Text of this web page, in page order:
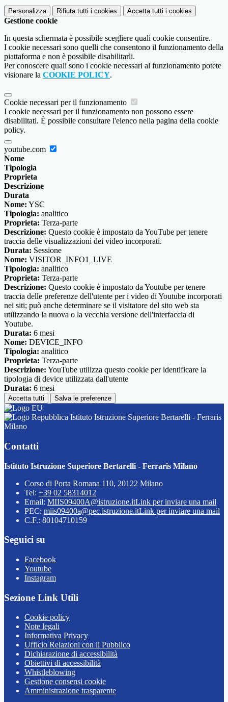
Personalizza Rifiuta tutti i cookies Accetta tutti i cookies
Gestione cookie
In questa schermata è possibile scegliere quali cookie consentire.
I cookie necessari sono quelli che consentono il funzionamento della
piattaforma e non è possibile disabilitarli.
Per conoscere quali sono i cookie necessari al funzionamento potete
visionare la COOKIE POLICY.
Cookie necessari per il funzionamento
I cookie necessari per il funzionamento non possono essere
disabilitati. È possibile consultare l'elenco nella pagina della cookie
policy.
youtube.com
Nome
Tipologia
Proprieta
Descrizione
Durata
Nome: YSC
Tipologia: analitico
Proprieta: Terza-parte
Descrizione: Questo cookie è impostato da YouTube per tenere
traccia delle visualizzazioni dei video incorporati.
Durata: Sessione
Nome: VISITOR_INFO1_LIVE
Tipologia: analitico
Proprieta: Terza-parte
Descrizione: Questo cookie è impostato da Youtube per tenere
traccia delle preferenze dell'utente per i video di Youtube incorporati
nei siti; può anche determinare se il visitatore del sito web sta
utilizzando la nuova o la vecchia versione dell'interfaccia di
Youtube.
Durata: 6 mesi
Nome: DEVICE_INFO
Tipologia: analitico
Proprieta: Terza-parte
Descrizione: YouTube utilizza questo cookie per identificare la
tipologia di device utilizzata dall'utente
Durata: 6 mesi
Accetta tutti Salva le preferenze
Istituto Istruzione Superiore Bertarelli - Ferraris
Milano
Contatti
Istituto Istruzione Superiore Bertarelli - Ferraris Milano
Corso di Porta Romana 110, 20122 Milano
Tel: +39 02 58314012
Email: MIIS09400A@istruzione.itLink per inviare una mail
PEC: miis09400a@pec.istruzione.itLink per inviare una mail
C.F.: 80104710159
Seguici su
Facebook
Youtube
Instagram
Sezione Link Utili
Cookie policy
Note legali
Informativa Privacy
Ufficio Relazioni con il Pubblico
Dichiarazione di accessibilità
Obiettivi di accessibilità
Whistleblowing
Gestione consensi cookie
Amministrazione trasparente